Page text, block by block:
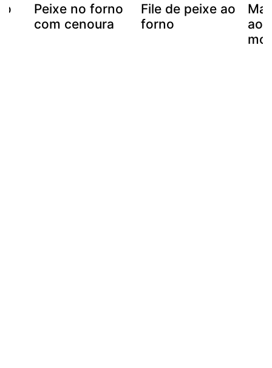
Peixe no forno
com cenoura
File de peixe ao
forno
ao